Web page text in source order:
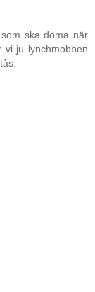
ska döma när
vi ju lynchmobben